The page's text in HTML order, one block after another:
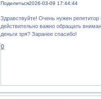
Поделиться2026-03-09 17:44:44
Здравствуйте! Очень нужен
действительно важно обращать
деньги зря? Заранее спасибо!
0